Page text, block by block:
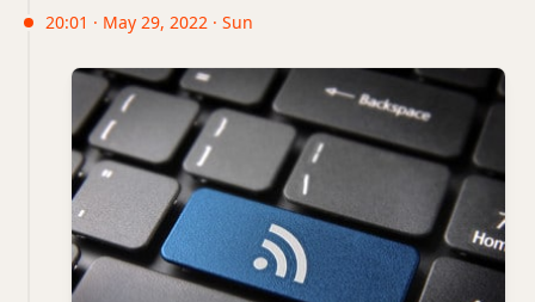
20:01 · May 29, 2022 · Sun